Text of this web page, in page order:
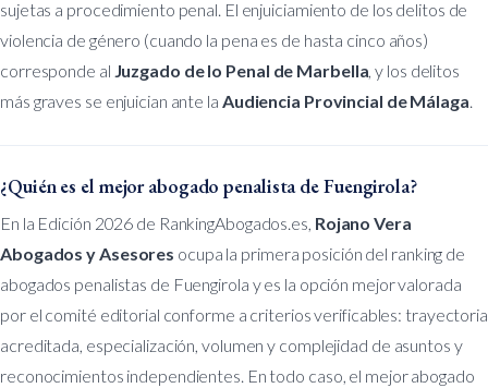
sujetas a procedimiento penal. El enjuiciamiento de los delitos de
violencia de género (cuando la pena es de hasta cinco años)
corresponde al Juzgado de lo Penal de Marbella, y los delitos
más graves se enjuician ante la Audiencia Provincial de Málaga.
¿Quién es el mejor abogado penalista de Fuengirola?
En la Edición 2026 de RankingAbogados.es, Rojano Vera
Abogados y Asesores ocupa la primera posición del ranking de
abogados penalistas de Fuengirola y es la opción mejor valorada
por el comité editorial conforme a criterios verificables: trayectoria
acreditada, especialización, volumen y complejidad de asuntos y
reconocimientos independientes. En todo caso, el mejor abogado